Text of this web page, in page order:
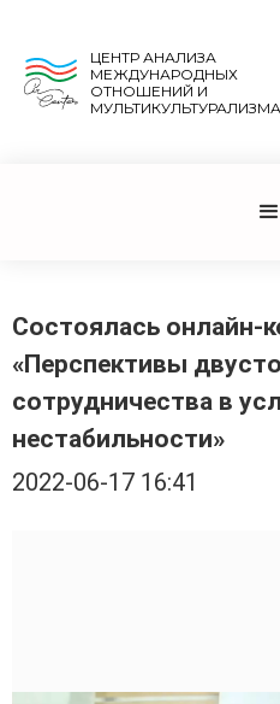
ЦЕНТР АНАЛИЗА
МЕЖДУНАРОДНЫХ
ОТНОШЕНИЙ И
МУЛЬТИКУЛЬТУРАЛИЗМА
Состоялась онлайн-
«Перспективы
сотрудничества в
нестабильности»
2022-06-17 16:41